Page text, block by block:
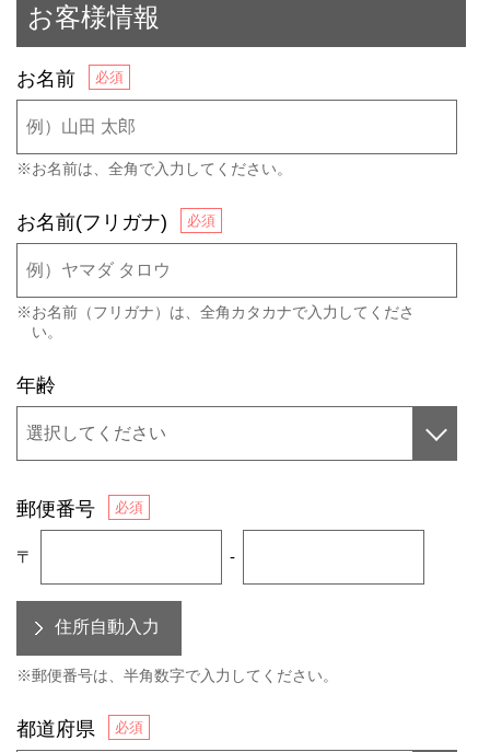
お客様情報
お名前
※お名前は、全角で入力してください。
お名前(フリガナ)
※お名前（フリガナ）は、全角カタカナで入力してくださ
い。
年齢
郵便番号
〒 -
※郵便番号は、半角数字で入力してください。
都道府県